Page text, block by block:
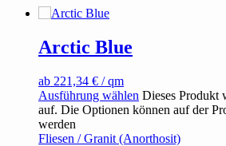
Arctic Blue
ab 221,34 € / qm
Ausführung wählen Dieses Produkt
auf. Die Optionen können auf der
werden
Fliesen / Granit (Anorthosit)